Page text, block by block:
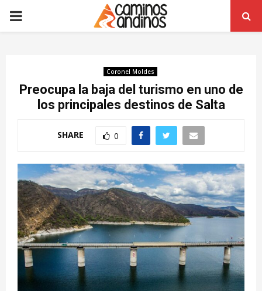
PRIMARY
Coronel Moldes
Preocupa la baja del turismo en uno de
los principales destinos de Salta
SHARE 0